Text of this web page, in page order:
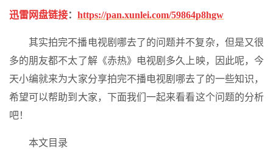
迅雷网盘链接： https://pan.xunlei.com/59864p8hgw
其实拍完不播电视剧哪去了的问题并不复杂，但是又很
多的朋友都不太了解《赤热》电视剧多久上映，因此呢，今
天小编就来为大家分享拍完不播电视剧哪去了的一些知识，
希望可以帮助到大家，下面我们一起来看看这个问题的分析
吧！
本文目录